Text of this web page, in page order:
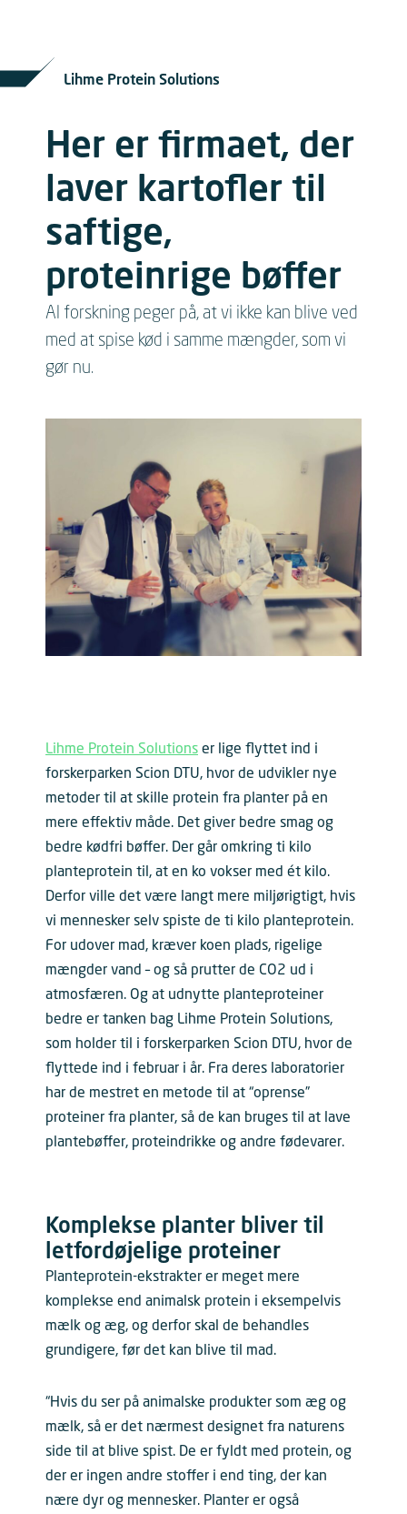
Lihme Protein Solutions
Her er firmaet, der
laver kartofler til
saftige,
proteinrige bøffer
Al forskning peger på, at vi ikke kan blive ved
med at spise kød i samme mængder, som vi
gør nu.
Lihme Protein Solutions er lige flyttet ind i
forskerparken Scion DTU, hvor de udvikler nye
metoder til at skille protein fra planter på en
mere effektiv måde. Det giver bedre smag og
bedre kødfri bøffer. Der går omkring ti kilo
planteprotein til, at en ko vokser med ét kilo.
Derfor ville det være langt mere miljørigtigt, hvis
vi mennesker selv spiste de ti kilo planteprotein.
For udover mad, kræver koen plads, rigelige
mængder vand – og så prutter de CO2 ud i
atmosfæren. Og at udnytte planteproteiner
bedre er tanken bag Lihme Protein Solutions,
som holder til i forskerparken Scion DTU, hvor de
flyttede ind i februar i år. Fra deres laboratorier
har de mestret en metode til at “oprense”
proteiner fra planter, så de kan bruges til at lave
plantebøffer, proteindrikke og andre fødevarer.
Komplekse planter bliver til
letfordøjelige proteiner
Planteprotein-ekstrakter er meget mere
komplekse end animalsk protein i eksempelvis
mælk og æg, og derfor skal de behandles
grundigere, før det kan blive til mad.
“Hvis du ser på animalske produkter som æg og
mælk, så er det nærmest designet fra naturens
side til at blive spist. De er fyldt med protein, og
der er ingen andre stoffer i end ting, der kan
nære dyr og mennesker. Planter er også